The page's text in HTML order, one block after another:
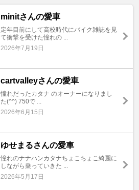
minitさんの愛車
定年目前にして高校時代にバイク雑誌を見
て衝撃を受けた憧れの ...
2026年7月19日
cartvalleyさんの愛車
憧れだったカタナ のオーナーになりまし
た(^^) 750で ...
2026年6月15日
ゆせまるさんの愛車
憧れのナナハンカタナちょこちょこ綺麗に
しながら乗っていきた ...
2026年5月17日